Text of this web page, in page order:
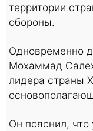
территории
обороны.
Одновременно
Мохаммад
лидера страны
Он пояснил,